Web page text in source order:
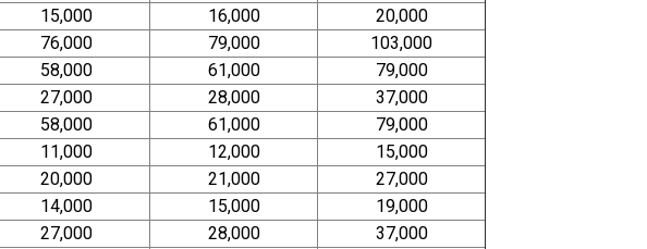
15,000 16,000
20,000
76,000 79,000
103,000
58,000 61,000
79,000
27,000 28,000
37,000
58,000 61,000
79,000
11,000 12,000
15,000
20,000 21,000
27,000
14,000 15,000
19,000
27,000 28,000
37,000